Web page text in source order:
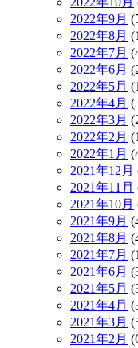
2022年9月
2022年8月
2022年7月
2022年6月
2022年5月
2022年4月
2022年3月
2022年2月
2022年1月
2021年12月
2021年11月
2021年10月
2021年9月
2021年8月
2021年7月
2021年6月
2021年5月
2021年4月
2021年3月
2021年2月